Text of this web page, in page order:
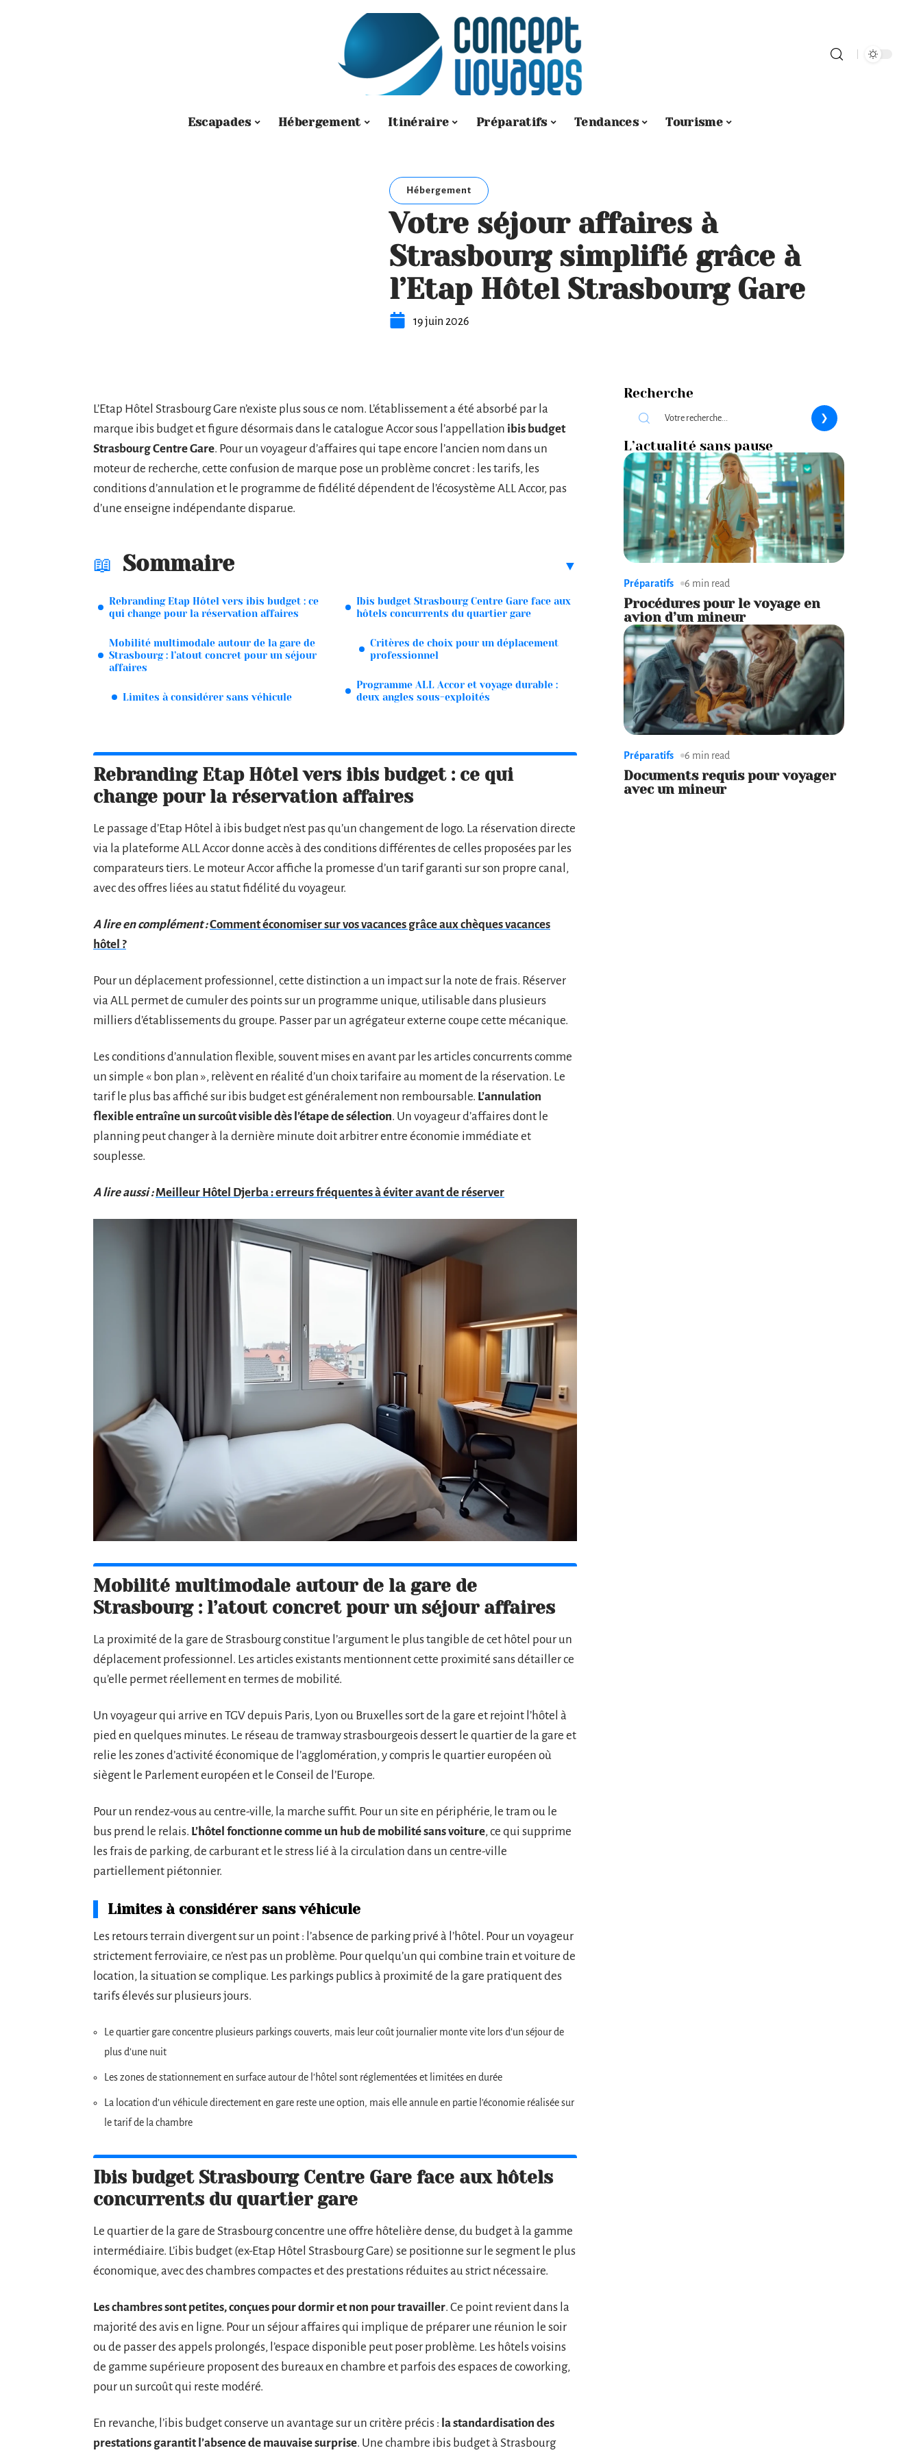
Escapades Hébergement Itinéraire Préparatifs Tendances Tourisme
Hébergement
Votre séjour affaires à
Strasbourg simplifié grâce à
l’Etap Hôtel Strasbourg Gare
19 juin 2026
L’Etap Hôtel Strasbourg Gare n’existe plus sous ce nom. L’établissement a été absorbé par la
marque ibis budget et figure désormais dans le catalogue Accor sous l’appellation ibis budget
Strasbourg Centre Gare. Pour un voyageur d’affaires qui tape encore l’ancien nom dans un
moteur de recherche, cette confusion de marque pose un problème concret : les tarifs, les
conditions d’annulation et le programme de fidélité dépendent de l’écosystème ALL Accor, pas
d’une enseigne indépendante disparue.
Sommaire
Rebranding Etap Hôtel vers ibis budget : ce
qui change pour la réservation affaires
Mobilité multimodale autour de la gare de
Strasbourg : l’atout concret pour un séjour
affaires
Limites à considérer sans véhicule
Ibis budget Strasbourg Centre Gare face aux
hôtels concurrents du quartier gare
Critères de choix pour un déplacement
professionnel
Programme ALL Accor et voyage durable :
deux angles sous-exploités
Rebranding Etap Hôtel vers ibis budget : ce qui
change pour la réservation affaires
Le passage d’Etap Hôtel à ibis budget n’est pas qu’un changement de logo. La réservation directe
via la plateforme ALL Accor donne accès à des conditions différentes de celles proposées par les
comparateurs tiers. Le moteur Accor affiche la promesse d’un tarif garanti sur son propre canal,
avec des offres liées au statut fidélité du voyageur.
A lire en complément :Comment économiser sur vos vacances grâce aux chèques vacances
hôtel ?
Pour un déplacement professionnel, cette distinction a un impact sur la note de frais. Réserver
via ALL permet de cumuler des points sur un programme unique, utilisable dans plusieurs
milliers d’établissements du groupe. Passer par un agrégateur externe coupe cette mécanique.
Les conditions d’annulation flexible, souvent mises en avant par les articles concurrents comme
un simple « bon plan », relèvent en réalité d’un choix tarifaire au moment de la réservation. Le
tarif le plus bas affiché sur ibis budget est généralement non remboursable. L’annulation
flexible entraîne un surcoût visible dès l’étape de sélection. Un voyageur d’affaires dont le
planning peut changer à la dernière minute doit arbitrer entre économie immédiate et
souplesse.
A lire aussi : Meilleur Hôtel Djerba : erreurs fréquentes à éviter avant de réserver
Mobilité multimodale autour de la gare de
Strasbourg : l’atout concret pour un séjour affaires
La proximité de la gare de Strasbourg constitue l’argument le plus tangible de cet hôtel pour un
déplacement professionnel. Les articles existants mentionnent cette proximité sans détailler ce
qu’elle permet réellement en termes de mobilité.
Un voyageur qui arrive en TGV depuis Paris, Lyon ou Bruxelles sort de la gare et rejoint l’hôtel à
pied en quelques minutes. Le réseau de tramway strasbourgeois dessert le quartier de la gare et
relie les zones d’activité économique de l’agglomération, y compris le quartier européen où
siègent le Parlement européen et le Conseil de l’Europe.
Pour un rendez-vous au centre-ville, la marche suffit. Pour un site en périphérie, le tram ou le
bus prend le relais. L’hôtel fonctionne comme un hub de mobilité sans voiture, ce qui supprime
les frais de parking, de carburant et le stress lié à la circulation dans un centre-ville
partiellement piétonnier.
Limites à considérer sans véhicule
Les retours terrain divergent sur un point : l’absence de parking privé à l’hôtel. Pour un voyageur
strictement ferroviaire, ce n’est pas un problème. Pour quelqu’un qui combine train et voiture de
location, la situation se complique. Les parkings publics à proximité de la gare pratiquent des
tarifs élevés sur plusieurs jours.
Le quartier gare concentre plusieurs parkings couverts, mais leur coût journalier monte vite lors d’un séjour de
plus d’une nuit
Les zones de stationnement en surface autour de l’hôtel sont réglementées et limitées en durée
La location d’un véhicule directement en gare reste une option, mais elle annule en partie l’économie réalisée sur
le tarif de la chambre
Ibis budget Strasbourg Centre Gare face aux hôtels
concurrents du quartier gare
Le quartier de la gare de Strasbourg concentre une offre hôtelière dense, du budget à la gamme
intermédiaire. L’ibis budget (ex-Etap Hôtel Strasbourg Gare) se positionne sur le segment le plus
économique, avec des chambres compactes et des prestations réduites au strict nécessaire.
Les chambres sont petites, conçues pour dormir et non pour travailler. Ce point revient dans la
majorité des avis en ligne. Pour un séjour affaires qui implique de préparer une réunion le soir
ou de passer des appels prolongés, l’espace disponible peut poser problème. Les hôtels voisins
de gamme supérieure proposent des bureaux en chambre et parfois des espaces de coworking,
pour un surcoût qui reste modéré.
En revanche, l’ibis budget conserve un avantage sur un critère précis : la standardisation des
prestations garantit l’absence de mauvaise surprise. Une chambre ibis budget à Strasbourg
Recherche
L’actualité sans pause
Préparatifs 6 min read
Procédures pour le voyage en
avion d’un mineur
Préparatifs 6 min read
Documents requis pour voyager
avec un mineur